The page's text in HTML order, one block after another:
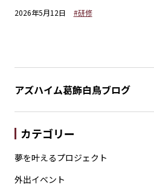
2026年5月12日 #研修
アズハイム葛飾白鳥ブログ
カテゴリー
夢を叶えるプロジェクト
外出イベント